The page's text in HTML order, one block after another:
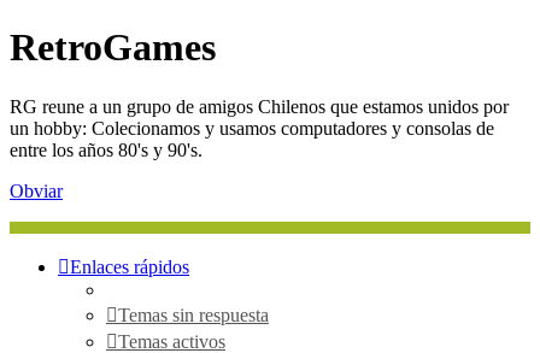
RetroGames
RG reune a un grupo de amigos Chilenos que estamos unidos por
un hobby: Colecionamos y usamos computadores y consolas de
entre los años 80's y 90's.
Obviar
Enlaces rápidos
Temas sin respuesta
Temas activos